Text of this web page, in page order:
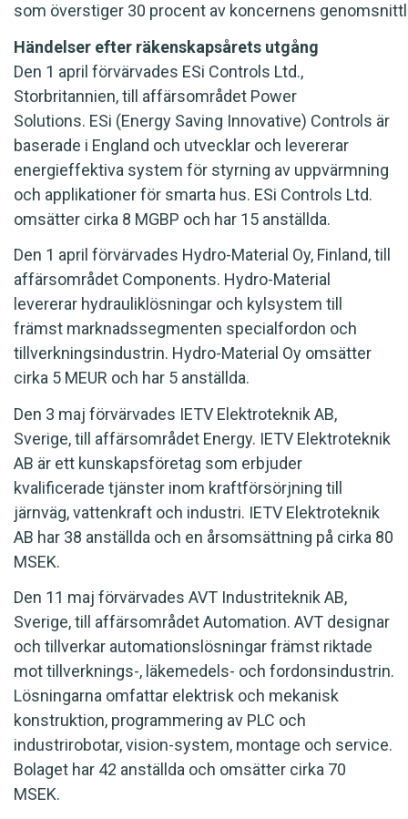
som överstiger 30 procent av koncernens
Händelser efter räkenskapsårets utgång
Den 1 april förvärvades ESi Controls Ltd.,
Storbritannien, till affärsområdet Power
Solutions. ESi (Energy Saving Innovative) Controls är
baserade i England och utvecklar och levererar
energieffektiva system för styrning av uppvärmning
och applikationer för smarta hus. ESi Controls Ltd.
omsätter cirka 8 MGBP och har 15 anställda.
Den 1 april förvärvades Hydro-Material Oy, Finland, till
affärsområdet Components. Hydro-Material
levererar hydrauliklösningar och kylsystem till
främst marknadssegmenten specialfordon och
tillverkningsindustrin. Hydro-Material Oy omsätter
cirka 5 MEUR och har 5 anställda.
Den 3 maj förvärvades IETV Elektroteknik AB,
Sverige, till affärsområdet Energy. IETV Elektroteknik
AB är ett kunskapsföretag som erbjuder
kvalificerade tjänster inom kraftförsörjning till
järnväg, vattenkraft och industri. IETV Elektroteknik
AB har 38 anställda och en årsomsättning på cirka 80
MSEK.
Den 11 maj förvärvades AVT Industriteknik AB,
Sverige, till affärsområdet Automation. AVT designar
och tillverkar automationslösningar främst riktade
mot tillverknings-, läkemedels- och fordonsindustrin.
Lösningarna omfattar elektrisk och mekanisk
konstruktion, programmering av PLC och
industrirobotar, vision-system, montage och service.
Bolaget har 42 anställda och omsätter cirka 70
MSEK.